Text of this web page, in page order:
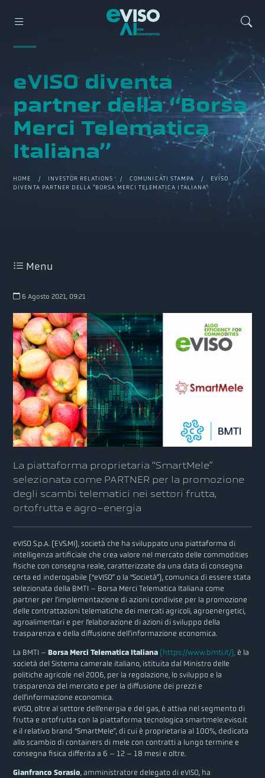
eVISO diventa
partner della “Borsa
Merci Telematica
Italiana”
HOME / INVESTOR RELATIONS /COMUNICATI STAMPA / EVISO
DIVENTA PARTNER DELLA “BORSA MERCI TELEMATICA ITALIANA”
Menu
6 Agosto 2021, 09:21
La piattaforma proprietaria “SmartMele”
selezionata come PARTNER per la promozione
degli scambi telematici nei settori frutta,
ortofrutta e agro-energia
eVISO S.p.A. (EVS.MI), società che ha sviluppato una piattaforma di
intelligenza artificiale che crea valore nel mercato delle commodities
fisiche con consegna reale, caratterizzate da una data di consegna
certa ed inderogabile (“eVISO” o la “Società”), comunica di essere stata
selezionata della BMTI – Borsa Merci Telematica Italiana come
partner per l’implementazione di azioni condivise per la promozione
delle contrattazioni telematiche dei mercati agricoli, agroenergetici,
agroalimentari e per l’elaborazione di azioni di sviluppo della
trasparenza e della diffusione dell’informazione economica.
La BMTI –Borsa Merci Telematica Italiana (https://www.bmti.it/), è la
società del Sistema camerale italiano, istituita dal Ministro delle
politiche agricole nel 2006, per la regolazione, lo sviluppo e la
trasparenza del mercato e per la diffusione dei prezzi e
dell’informazione economica.
eVISO, oltre al settore dell’energia e del gas, è attiva nel segmento di
frutta e ortofrutta con la piattaforma tecnologica smartmele.eviso.it
e il relativo brand “SmartMele”, di cui è proprietaria al 100%, dedicata
allo scambio di containers di mele con contratti a lungo termine e
consegna fisica differita a 6 – 12 – 18 mesi e oltre.
Gianfranco Sorasio, amministratore delegato di eVISO, ha